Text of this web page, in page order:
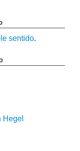
sentido.
Hegel